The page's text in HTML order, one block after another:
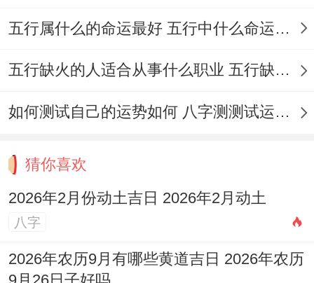
天动土！
的宜忌事项！虽说如此都是动土吉日 但每个
日子适合进行的活动不尽相同.某些日子除了
子则可能忌讳某些格外指定行为，得依据自
还有一个首要因素是时辰的选择。即使在吉
时进行动土仪式.普通老黄历会标注每天的吉
五行属什么的命运最好 五行中什么命运势旺盛
五行缺火的人适合从事什么职业 五行缺火的人适合从事的职业有哪些
如何测试自己的运势如何 八字测测试运运程
猜你喜欢
2026年2月份动土吉日 2026年2月动土
八字
2026年农历9月有哪些黄道吉日 2026年农历